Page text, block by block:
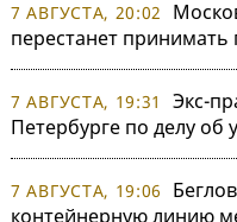
7 АВГУСТА, 20:02
перестанет принимать
7 АВГУСТА, 19:31
Экс-
Петербурге по делу об
7 АВГУСТА, 19:06
контейнерную линию